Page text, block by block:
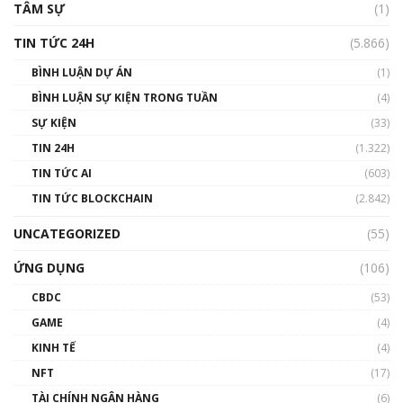
TÂM SỰ
(1)
TIN TỨC 24H
(5.866)
BÌNH LUẬN DỰ ÁN
(1)
BÌNH LUẬN SỰ KIỆN TRONG TUẦN
(4)
SỰ KIỆN
(33)
TIN 24H
(1.322)
TIN TỨC AI
(603)
TIN TỨC BLOCKCHAIN
(2.842)
UNCATEGORIZED
(55)
ỨNG DỤNG
(106)
CBDC
(53)
GAME
(4)
KINH TẾ
(4)
NFT
(17)
TÀI CHÍNH NGÂN HÀNG
(6)